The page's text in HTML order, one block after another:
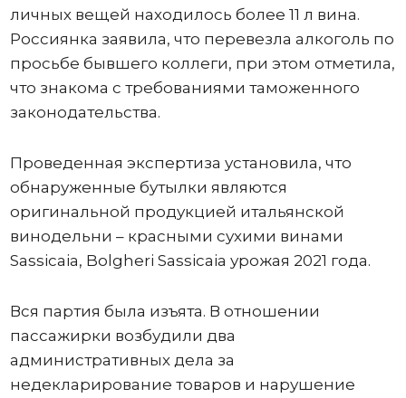
личных вещей находилось более 11 л вина.
Россиянка заявила, что перевезла алкоголь по
просьбе бывшего коллеги, при этом отметила,
что знакома с требованиями таможенного
законодательства.
Проведенная экспертиза установила, что
обнаруженные бутылки являются
оригинальной продукцией итальянской
винодельни – красными сухими винами
Sassicaia, Bolgheri Sassicaia урожая 2021 года.
Вся партия была изъята. В отношении
пассажирки возбудили два
административных дела за
недекларирование товаров и нарушение